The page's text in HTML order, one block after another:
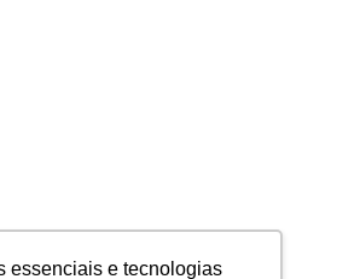
essenciais e tecnologias